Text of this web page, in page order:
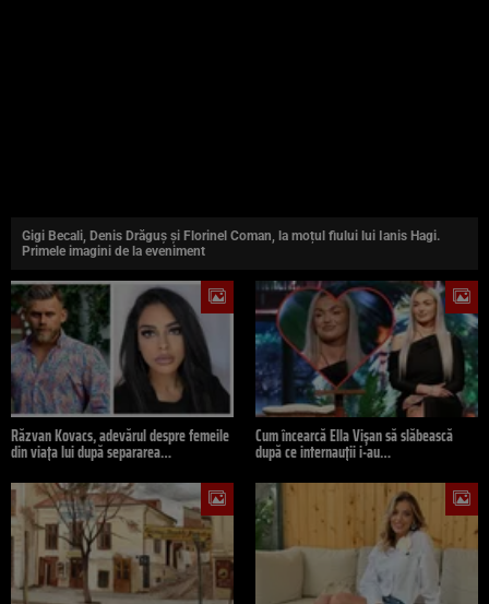
Gigi Becali, Denis Drăguș și Florinel Coman, la moțul fiului lui Ianis Hagi.
Primele imagini de la eveniment
Răzvan Kovacs, adevărul despre femeile
din viața lui după separarea…
Cum încearcă Ella Vișan să slăbească
după ce internauții i-au…